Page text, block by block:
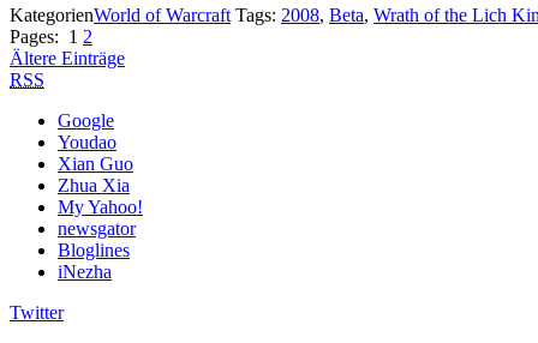
KategorienWorld of Warcraft Tags: 2008, Beta, Wrath of the Lich
Pages: 1 2
Ältere Einträge
RSS
Google
Youdao
Xian Guo
Zhua Xia
My Yahoo!
newsgator
Bloglines
iNezha
Twitter